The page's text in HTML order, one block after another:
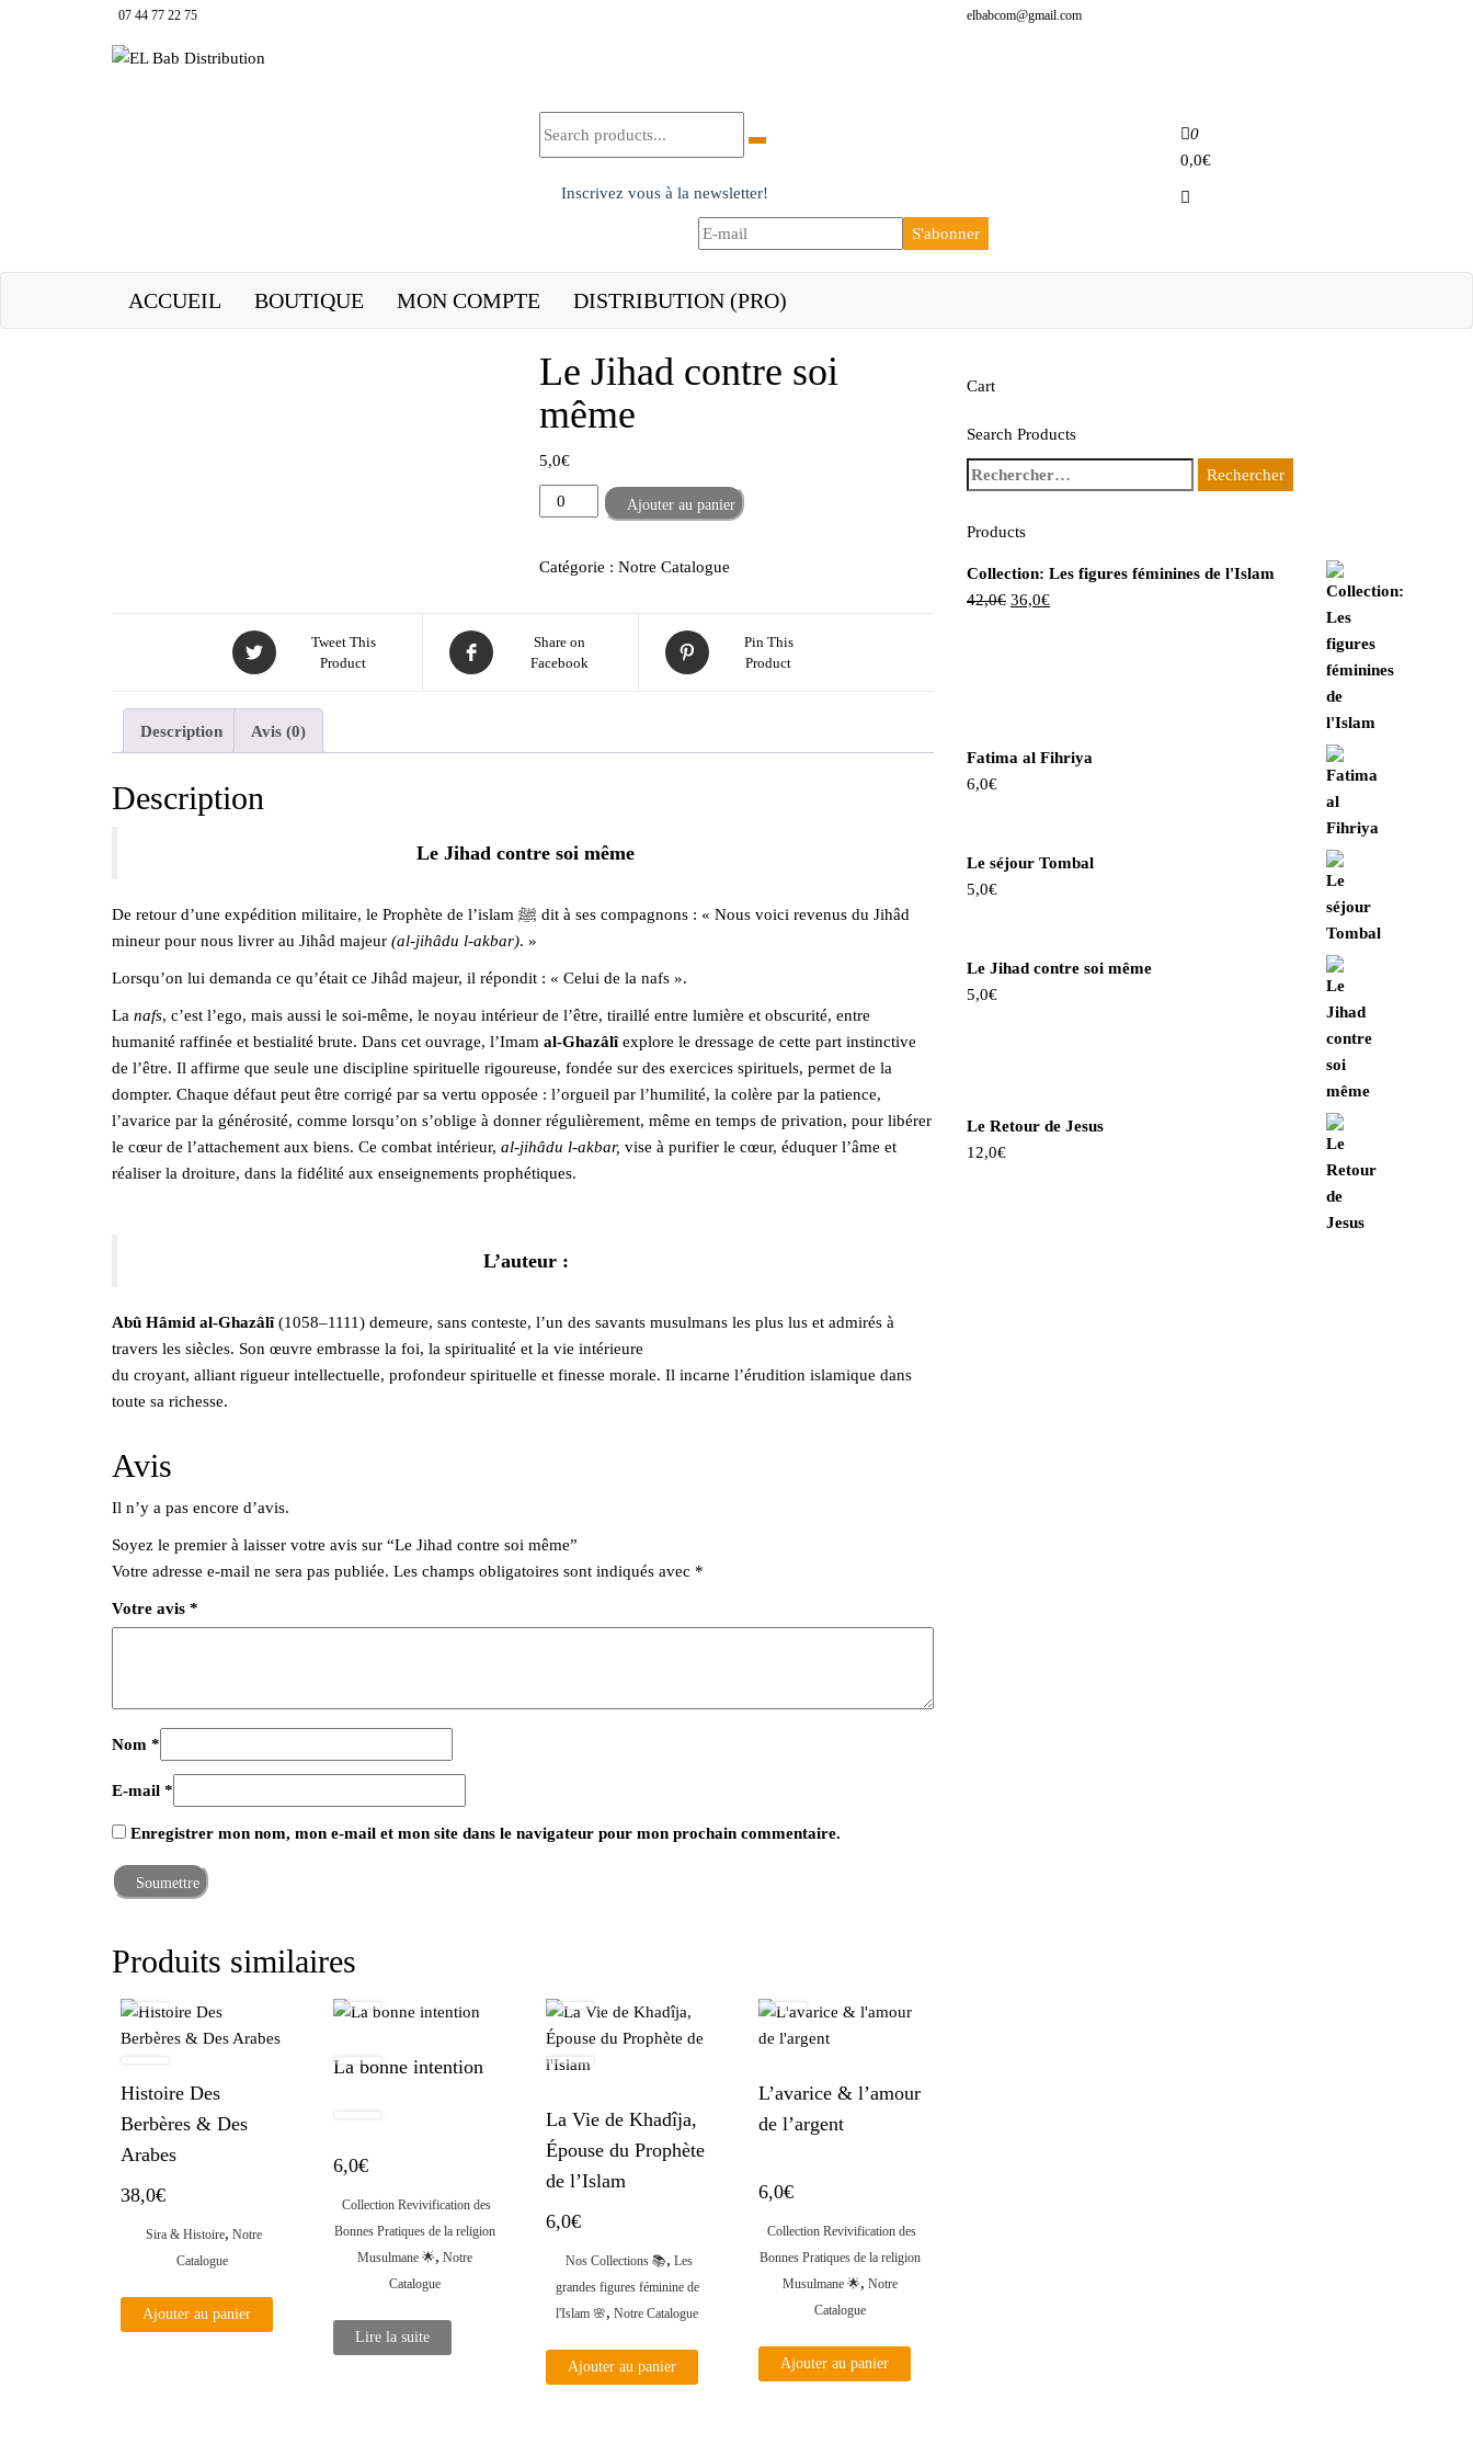
07 44 77 22 75 elbabcom@gmail.com
Inscrivez vous à la newsletter!
0
0,0€
ACCUEIL BOUTIQUE MON COMPTE DISTRIBUTION (PRO)
Le Jihad contre soi
même
5,0€
quantité
de
Jihad
même
Ajouter au panier
Catégorie : Notre Catalogue
Tweet This
Product
Share on
Facebook
Pin This
Product
Description Avis (0)
Description
Le Jihad contre soi même
De retour d’une expédition militaire, le Prophète de l’islam ﷺ dit à ses compagnons : « Nous voici revenus du Jihâd
mineur pour nous livrer au Jihâd majeur (al-jihâdu l-akbar). »
Lorsqu’on lui demanda ce qu’était ce Jihâd majeur, il répondit : « Celui de la nafs ».
La nafs, c’est l’ego, mais aussi le soi-même, le noyau intérieur de l’être, tiraillé entre lumière et obscurité, entre
humanité raffinée et bestialité brute. Dans cet ouvrage, l’Imam al-Ghazâlîexplore le dressage de cette part instinctive
de l’être. Il affirme que seule une discipline spirituelle rigoureuse, fondée sur des exercices spirituels, permet de la
dompter. Chaque défaut peut être corrigé par sa vertu opposée : l’orgueil par l’humilité, la colère par la patience,
l’avarice par la générosité, comme lorsqu’on s’oblige à donner régulièrement, même en temps de privation, pour libérer
le cœur de l’attachement aux biens. Ce combat intérieur, al-jihâdu l-akbar, vise à purifier le cœur, éduquer l’âme et
réaliser la droiture, dans la fidélité aux enseignements prophétiques.
L’auteur :
Abû Hâmid al-Ghazâlî(1058–1111) demeure, sans conteste, l’un des savants musulmans les plus lus et admirés à
travers les siècles. Son œuvre embrasse la foi, la spiritualité et la vie intérieure
du croyant, alliant rigueur intellectuelle, profondeur spirituelle et finesse morale. Il incarne l’érudition islamique dans
toute sa richesse.
Avis
Il n’y a pas encore d’avis.
Soyez le premier à laisser votre avis sur “Le Jihad contre soi même”
Votre adresse e-mail ne sera pas publiée. Les champs obligatoires sont indiqués avec *
Votre avis *
Nom *
E-mail *
Enregistrer mon nom, mon e-mail et mon site dans le navigateur pour mon prochain commentaire.
Produits similaires
Histoire Des
Berbères & Des
Arabes
38,0€
Sira & Histoire, Notre
Catalogue
Ajouter au panier
La bonne intention
6,0€
Collection Revivification des
Bonnes Pratiques de la religion
Musulmane ​🌟​, Notre
Catalogue
Lire la suite
La Vie de Khadîja,
Épouse du Prophète
de l’Islam
6,0€
Nos Collections 📚, Les
grandes figures féminine de
l'Islam 🌸, Notre Catalogue
Ajouter au panier
L’avarice & l’amour
de l’argent
6,0€
Collection Revivification des
Bonnes Pratiques de la religion
Musulmane ​🌟​, Notre
Catalogue
Ajouter au panier
Cart
Search Products
Rechercher :
Products
Collection: Les figures féminines de l'Islam
42,0€ Le
36,0€Le
Fatima al Fihriya
6,0€
Le séjour Tombal
5,0€
Le Jihad contre soi même
5,0€
Le Retour de Jesus
12,0€